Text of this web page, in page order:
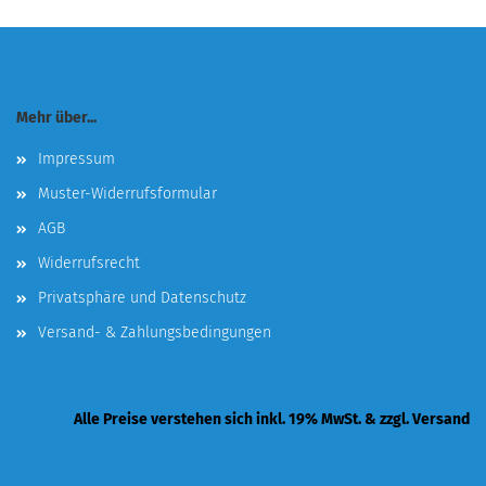
Mehr über...
Impressum
Muster-Widerrufsformular
AGB
Widerrufsrecht
Privatsphäre und Datenschutz
Versand- & Zahlungsbedingungen
Alle Preise verstehen sich inkl. 19% MwSt. & zzgl. Versand